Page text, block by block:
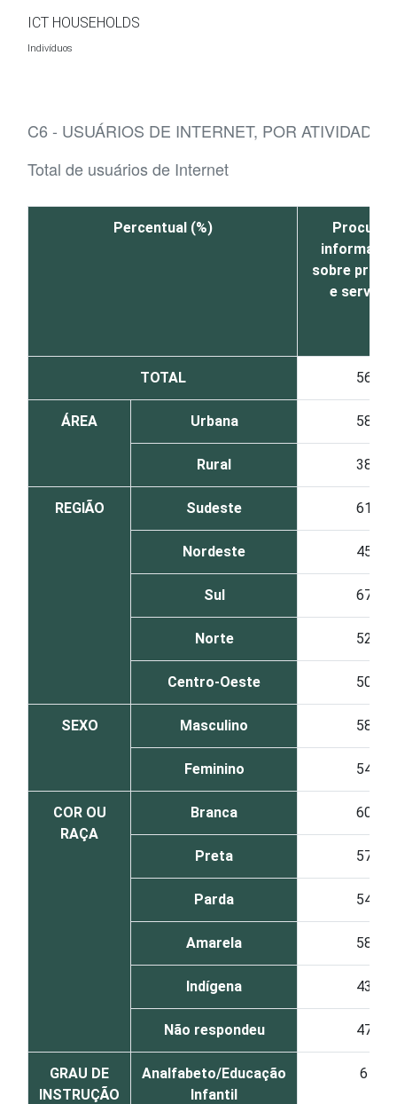
ICT HOUSEHOLDS
Indivíduos
C6 - USUÁRIOS DE INTERNET, POR
Total de usuários de Internet
Percentual (%)
Procurou
sobre
e
TOTAL 56
ÁREA Urbana 58
Rural 38
REGIÃO Sudeste 61
Nordeste 45
Sul 67
Norte 52
Centro-Oeste 50
SEXO Masculino 58
Feminino 54
COR OU
RAÇA
Branca 60
Preta 57
Parda 54
Amarela 58
Indígena 43
Não respondeu 47
GRAU DE
INSTRUÇÃO
Analfabeto/Educação
Infantil
6